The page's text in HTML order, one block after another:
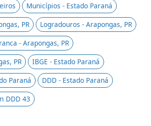
Municípios - Estado Paraná
PR
Logradouros - Arapongas, PR
- Arapongas, PR
PR
IBGE - Estado Paraná
Paraná
DDD - Estado Paraná
DDD 43